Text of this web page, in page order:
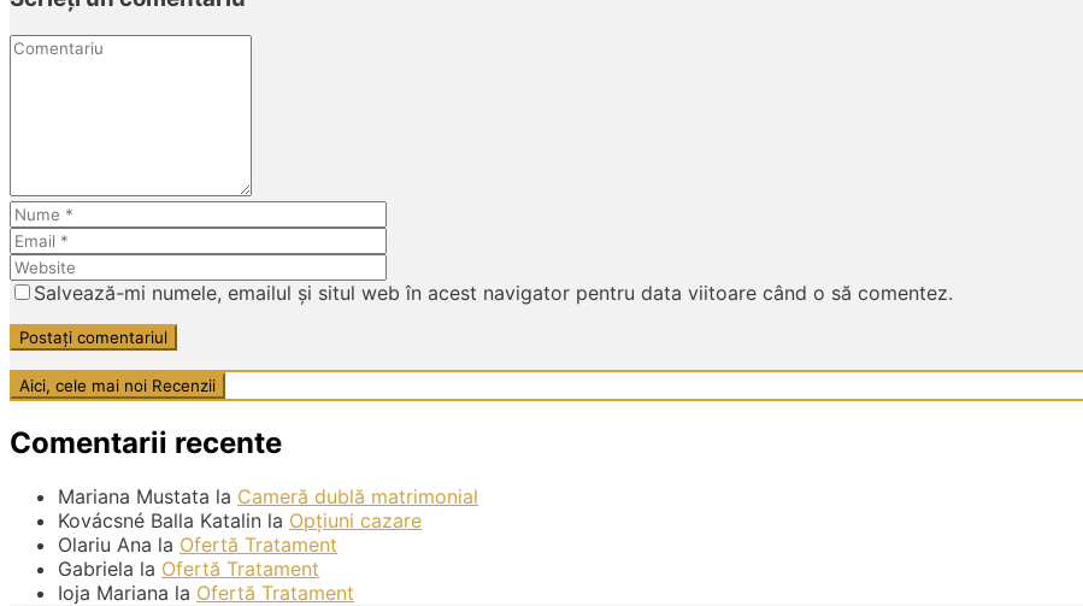
Comentariu
Nume
Email
Website
Salvează-mi numele, emailul și situl web în acest navigator pentru data viitoare când o să comentez.
Comentarii recente
Mariana Mustata la Cameră dublă matrimonial
Kovácsné Balla Katalin la Opțiuni cazare
Olariu Ana la Ofertă Tratament
Gabriela la Ofertă Tratament
Ioja Mariana la Ofertă Tratament